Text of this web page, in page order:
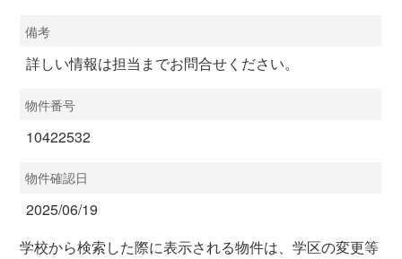
備考
詳しい情報は担当までお問合せください。
物件番号
10422532
物件確認日
2025/06/19
学校から検索した際に表示される物件は、学区の変更等